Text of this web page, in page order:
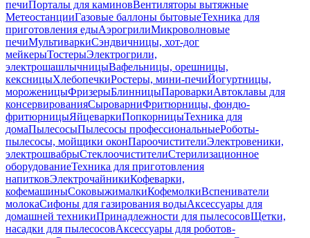
печиПорталы для каминовВентиляторы вытяжные
МетеостанцииГазовые баллоны бытовыеТехника для
приготовления едыАэрогрилиМикроволновые
печиМультиваркиСэндвичницы, хот-дог
мейкерыТостерыЭлектрогрили,
электрошашлычницыВафельницы, орешницы,
кексницыХлебопечкиРостеры, мини-печиЙогуртницы,
мороженицыФризерыБлинницыПароваркиАвтоклавы для
консервированияСыроварниФритюрницы, фондю-
фритюрницыЯйцеваркиПопкорницыТехника для
домаПылесосыПылесосы профессиональныеРоботы-
пылесосы, мойщики оконПароочистителиЭлектровеники,
электрошвабрыСтеклоочистителиСтерилизационное
оборудованиеТехника для приготовления
напитковЭлектрочайникиКофеварки,
кофемашиныСоковыжималкиКофемолкиВспениватели
молокаСифоны для газирования водыАксессуары для
домашней техникиПринадлежности для пылесосовЩетки,
насадки для пылесосовАксессуары для роботов-